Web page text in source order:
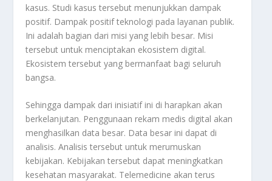
kasus. Studi kasus tersebut menunjukkan dampak
positif. Dampak positif teknologi pada layanan publik.
Ini adalah bagian dari misi yang lebih besar. Misi
tersebut untuk menciptakan ekosistem digital.
Ekosistem tersebut yang bermanfaat bagi seluruh
bangsa.
Sehingga dampak dari inisiatif ini di harapkan akan
berkelanjutan. Penggunaan rekam medis digital akan
menghasilkan data besar. Data besar ini dapat di
analisis. Analisis tersebut untuk merumuskan
kebijakan. Kebijakan tersebut dapat meningkatkan
kesehatan masyarakat. Telemedicine akan terus